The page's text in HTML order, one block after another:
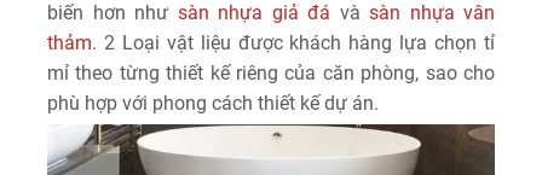
biến hơn như sàn nhựa giả đá và sàn nhựa vân
thảm. 2 Loại vật liệu được khách hàng lựa chọn tỉ
mỉ theo từng thiết kế riêng của căn phòng, sao cho
phù hợp với phong cách thiết kế dự án.